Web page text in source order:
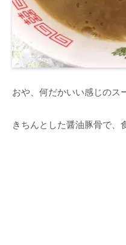
おや、何だかいい感じのス
きちんとした醤油豚骨で、